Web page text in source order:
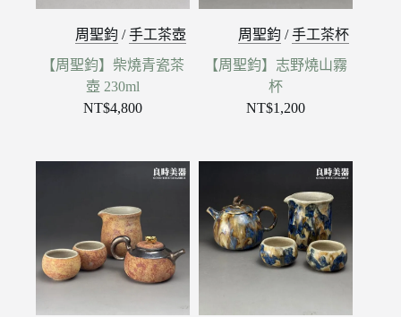
周聖鈞 /手工茶壺
【周聖鈞】柴燒青瓷茶
壺 230ml
NT$4,800
周聖鈞 /手工茶杯
【周聖鈞】志野燒山霧
杯
NT$1,200